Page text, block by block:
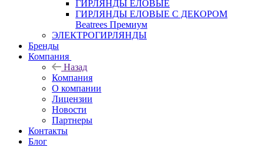
ГИРЛЯНДЫ ЕЛОВЫЕ
ГИРЛЯНДЫ ЕЛОВЫЕ С ДЕКОРОМ
Beatrees Премиум
ЭЛЕКТРОГИРЛЯНДЫ
Бренды
Компания
Назад
Компания
О компании
Лицензии
Новости
Партнеры
Контакты
Блог